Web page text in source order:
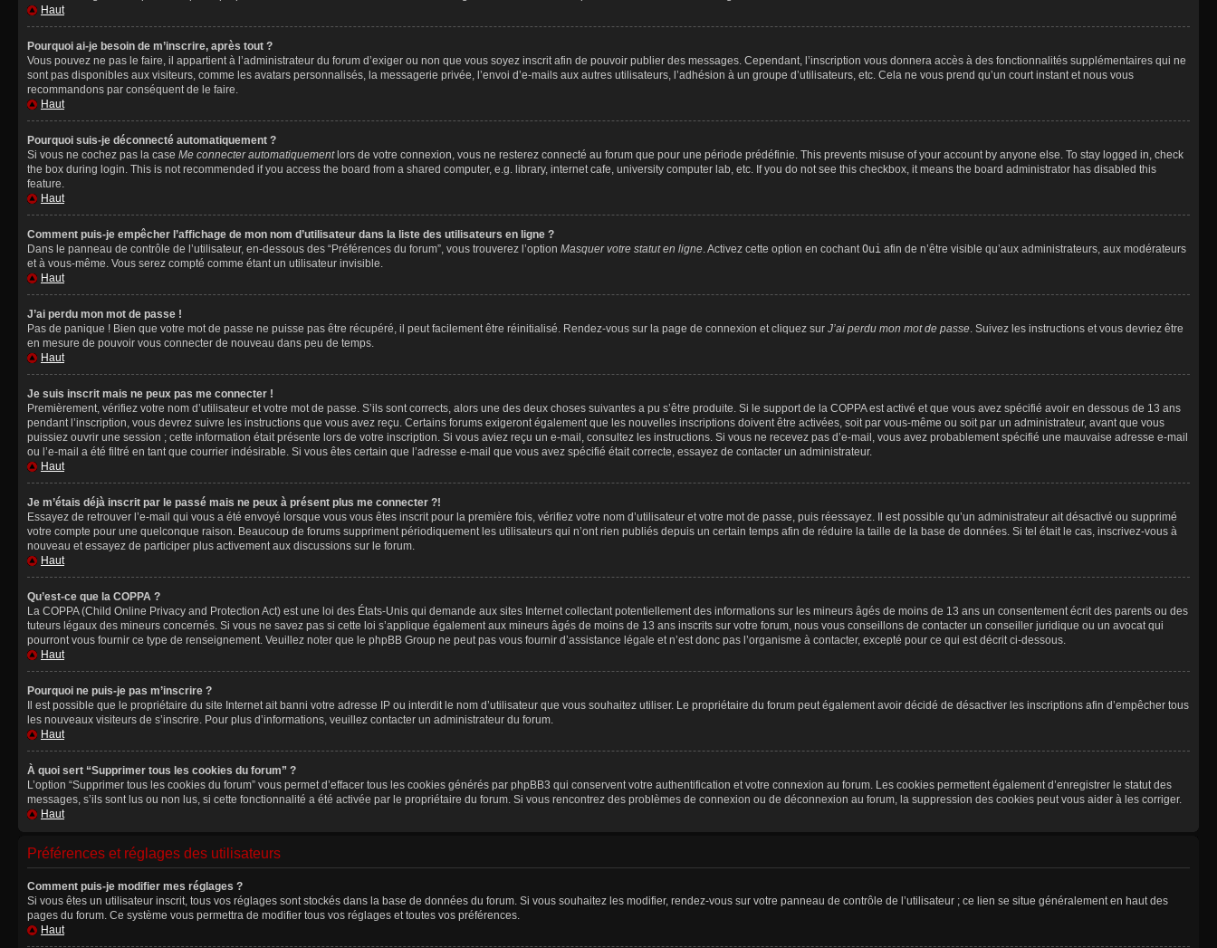
Haut
Pourquoi ai-je besoin de m’inscrire, après tout ?
Vous pouvez ne pas le faire, il appartient à l’administrateur du forum d’exiger ou non que vous soyez inscrit afin de pouvoir publier des messages. Cependant, l’inscription vous donnera accès à des fonctionnalités supplémentaires qui ne
sont pas disponibles aux visiteurs, comme les avatars personnalisés, la messagerie privée, l’envoi d’e-mails aux autres utilisateurs, l’adhésion à un groupe d’utilisateurs, etc. Cela ne vous prend qu’un court instant et nous vous
recommandons par conséquent de le faire.
Haut
Pourquoi suis-je déconnecté automatiquement ?
Si vous ne cochez pas la case Me connecter automatiquementlors de votre connexion, vous ne resterez connecté au forum que pour une période prédéfinie. This prevents misuse of your account by anyone else. To stay logged in, check
the box during login. This is not recommended if you access the board from a shared computer, e.g. library, internet cafe, university computer lab, etc. If you do not see this checkbox, it means the board administrator has disabled this
feature.
Haut
Comment puis-je empêcher l’affichage de mon nom d’utilisateur dans la liste des utilisateurs en ligne ?
Dans le panneau de contrôle de l’utilisateur, en-dessous des “Préférences du forum”, vous trouverez l’option Masquer votre statut en ligne. Activez cette option en cochantOui afin de n’être visible qu’aux administrateurs, aux modérateurs
et à vous-même. Vous serez compté comme étant un utilisateur invisible.
Haut
J’ai perdu mon mot de passe !
Pas de panique ! Bien que votre mot de passe ne puisse pas être récupéré, il peut facilement être réinitialisé. Rendez-vous sur la page de connexion et cliquez sur J’ai perdu mon mot de passe. Suivez les instructions et vous devriez être
en mesure de pouvoir vous connecter de nouveau dans peu de temps.
Haut
Je suis inscrit mais ne peux pas me connecter !
Premièrement, vérifiez votre nom d’utilisateur et votre mot de passe. S’ils sont corrects, alors une des deux choses suivantes a pu s’être produite. Si le support de la COPPA est activé et que vous avez spécifié avoir en dessous de 13 ans
pendant l’inscription, vous devrez suivre les instructions que vous avez reçu. Certains forums exigeront également que les nouvelles inscriptions doivent être activées, soit par vous-même ou soit par un administrateur, avant que vous
puissiez ouvrir une session ; cette information était présente lors de votre inscription. Si vous aviez reçu un e-mail, consultez les instructions. Si vous ne recevez pas d’e-mail, vous avez probablement spécifié une mauvaise adresse e-mail
ou l’e-mail a été filtré en tant que courrier indésirable. Si vous êtes certain que l’adresse e-mail que vous avez spécifié était correcte, essayez de contacter un administrateur.
Haut
Je m’étais déjà inscrit par le passé mais ne peux à présent plus me connecter ?!
Essayez de retrouver l’e-mail qui vous a été envoyé lorsque vous vous êtes inscrit pour la première fois, vérifiez votre nom d’utilisateur et votre mot de passe, puis réessayez. Il est possible qu’un administrateur ait désactivé ou supprimé
votre compte pour une quelconque raison. Beaucoup de forums suppriment périodiquement les utilisateurs qui n’ont rien publiés depuis un certain temps afin de réduire la taille de la base de données. Si tel était le cas, inscrivez-vous à
nouveau et essayez de participer plus activement aux discussions sur le forum.
Haut
Qu’est-ce que la COPPA ?
La COPPA (Child Online Privacy and Protection Act) est une loi des États-Unis qui demande aux sites Internet collectant potentiellement des informations sur les mineurs âgés de moins de 13 ans un consentement écrit des parents ou des
tuteurs légaux des mineurs concernés. Si vous ne savez pas si cette loi s’applique également aux mineurs âgés de moins de 13 ans inscrits sur votre forum, nous vous conseillons de contacter un conseiller juridique ou un avocat qui
pourront vous fournir ce type de renseignement. Veuillez noter que le phpBB Group ne peut pas vous fournir d’assistance légale et n’est donc pas l’organisme à contacter, excepté pour ce qui est décrit ci-dessous.
Haut
Pourquoi ne puis-je pas m’inscrire ?
Il est possible que le propriétaire du site Internet ait banni votre adresse IP ou interdit le nom d’utilisateur que vous souhaitez utiliser. Le propriétaire du forum peut également avoir décidé de désactiver les inscriptions afin d’empêcher tous
les nouveaux visiteurs de s’inscrire. Pour plus d’informations, veuillez contacter un administrateur du forum.
Haut
À quoi sert “Supprimer tous les cookies du forum” ?
L’option “Supprimer tous les cookies du forum” vous permet d’effacer tous les cookies générés par phpBB3 qui conservent votre authentification et votre connexion au forum. Les cookies permettent également d’enregistrer le statut des
messages, s’ils sont lus ou non lus, si cette fonctionnalité a été activée par le propriétaire du forum. Si vous rencontrez des problèmes de connexion ou de déconnexion au forum, la suppression des cookies peut vous aider à les corriger.
Haut
Préférences et réglages des utilisateurs
Comment puis-je modifier mes réglages ?
Si vous êtes un utilisateur inscrit, tous vos réglages sont stockés dans la base de données du forum. Si vous souhaitez les modifier, rendez-vous sur votre panneau de contrôle de l’utilisateur ; ce lien se situe généralement en haut des
pages du forum. Ce système vous permettra de modifier tous vos réglages et toutes vos préférences.
Haut